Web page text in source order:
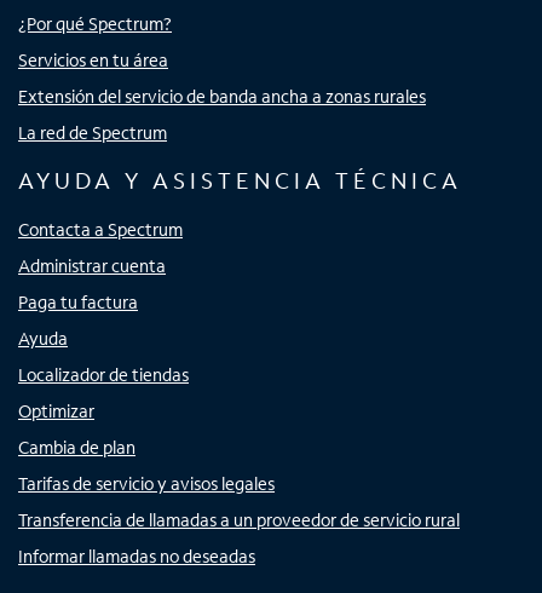
¿Por qué Spectrum?
Servicios en tu área
Extensión del servicio de banda ancha a zonas rurales
La red de Spectrum
AYUDA Y ASISTENCIA TÉCNICA
Contacta a Spectrum
Administrar cuenta
Paga tu factura
Ayuda
Localizador de tiendas
Optimizar
Cambia de plan
Tarifas de servicio y avisos legales
Transferencia de llamadas a un proveedor de servicio rural
Informar llamadas no deseadas